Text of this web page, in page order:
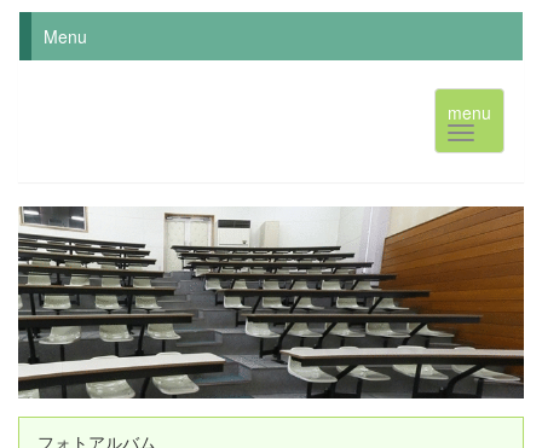
Menu
menu
フォトアルバム